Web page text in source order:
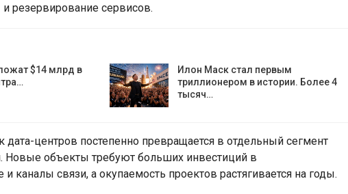
резервирование сервисов.
$14 млрд в
Илон Маск стал первым
триллионером в истории. Более 4
тысяч…
центров постепенно превращается в отдельный сегмент
объекты требуют больших инвестиций в
каналы связи, а окупаемость проектов растягивается на годы.